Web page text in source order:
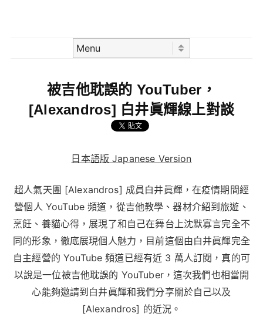
被吉他耽誤的 YouTuber，
[Alexandros] 白井眞輝線上對談
日本語版 Japanese Version
超人氣天團 [Alexandros] 成員白井眞輝，在疫情期間經
營個人 YouTube 頻道，從吉他教學、器材介紹到旅遊、
烹飪、養貓心得，展現了和自己在舞台上沈默寡言完全不
同的形象，徹底展現個人魅力，目前這個由白井眞輝完全
自主經營的 YouTube 頻道已經有近 3 萬人訂閱，真的可
以說是一位被吉他耽誤的 YouTuber，這次我們也相當開
心能夠邀請到白井眞輝和我們分享關於自己以及
[Alexandros] 的近況。